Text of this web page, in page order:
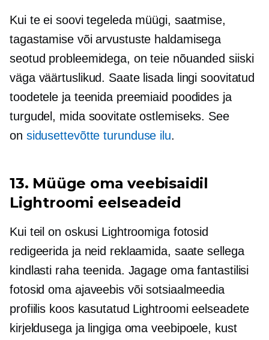
Kui te ei soovi tegeleda müügi, saatmise,
tagastamise või arvustuste haldamisega
seotud probleemidega, on teie nõuanded siiski
väga väärtuslikud. Saate lisada lingi soovitatud
toodetele ja teenida preemiaid poodides ja
turgudel, mida soovitate ostlemiseks. See
on sidusettevõtte turunduse ilu.
13. Müüge oma veebisaidil
Lightroomi eelseadeid
Kui teil on oskusi Lightroomiga fotosid
redigeerida ja neid reklaamida, saate sellega
kindlasti raha teenida. Jagage oma fantastilisi
fotosid oma ajaveebis või sotsiaalmeedia
profiilis koos kasutatud Lightroomi eelseadete
kirjeldusega ja lingiga oma veebipoele, kust